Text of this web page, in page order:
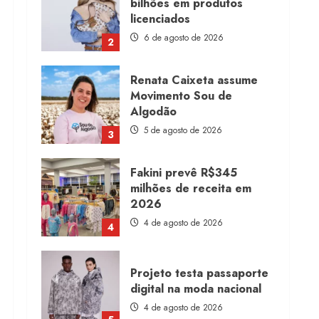
2
licenciados
6 de agosto de 2026
3
Renata Caixeta assume
Movimento Sou de
Algodão
5 de agosto de 2026
4
Fakini prevê R$345
milhões de receita em
2026
4 de agosto de 2026
Projeto testa passaporte
digital na moda nacional
4 de agosto de 2026